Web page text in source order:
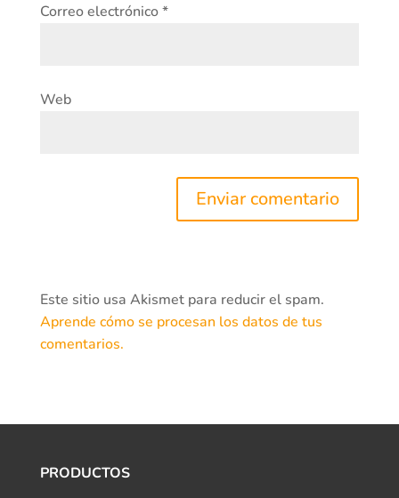
Correo electrónico*
Web
Este sitio usa Akismet para reducir el spam.
Aprende cómo se procesan los datos de tus
comentarios.
PRODUCTOS